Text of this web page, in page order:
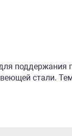
поддержания
стали.